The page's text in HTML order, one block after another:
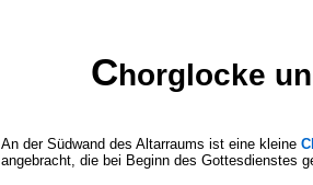
Chorglocke
An der Südwand des Altarraums ist eine kleine
angebracht, die bei Beginn des Gottesdienstes